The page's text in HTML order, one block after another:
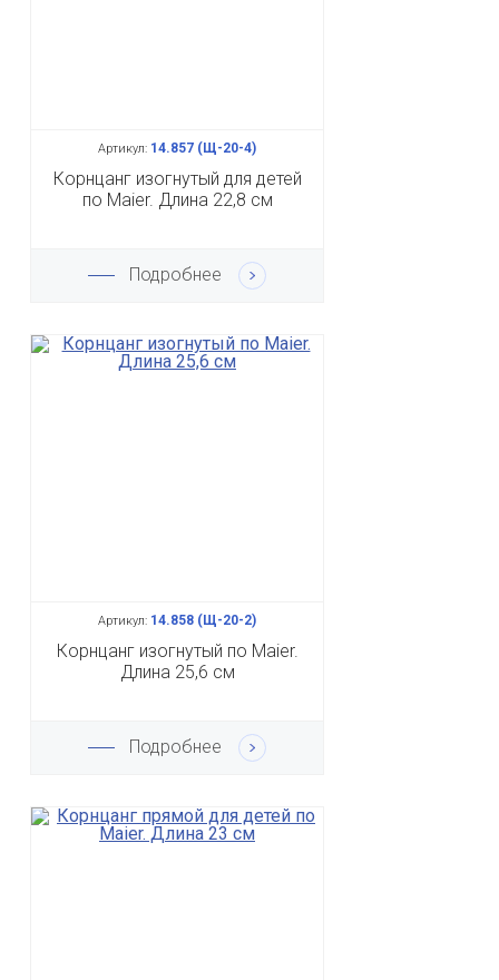
Артикул: 14.857 (Щ-20-4)
Корнцанг изогнутый для детей
по Maier. Длина 22,8 см
Подробнее
Артикул: 14.858 (Щ-20-2)
Корнцанг изогнутый по Maier.
Длина 25,6 см
Подробнее